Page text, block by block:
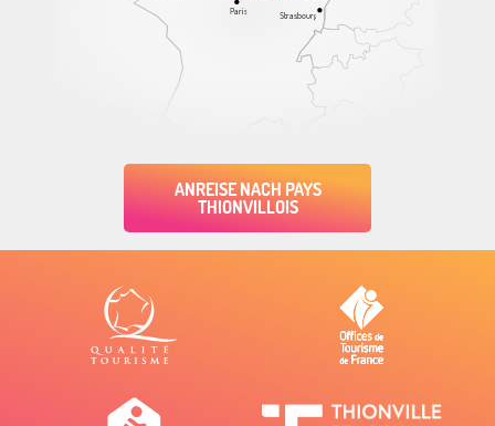
Paris Strasbourg
ANREISE NACH PAYS
THIONVILLOIS